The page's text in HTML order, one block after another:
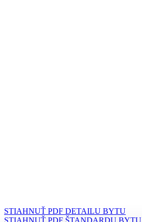
STIAHNUŤ PDF DETAILU BYTU
STIAHNUŤ PDF ŠTANDARDU BYTU